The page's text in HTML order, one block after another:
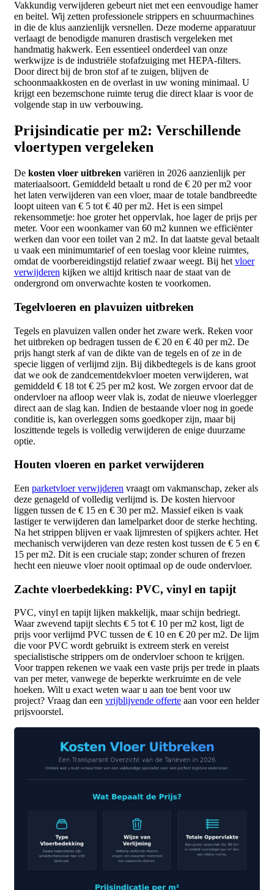
Vakkundig verwijderen gebeurt niet met een eenvoudige hamer
en beitel. Wij zetten professionele strippers en schuurmachines
in die de klus aanzienlijk versnellen. Deze moderne apparatuur
verlaagt de benodigde manuren drastisch vergeleken met
handmatig hakwerk. Een essentieel onderdeel van onze
werkwijze is de industriële stofafzuiging met HEPA-filters.
Door direct bij de bron stof af te zuigen, blijven de
schoonmaakkosten en de overlast in uw woning minimaal. U
krijgt een bezemschone ruimte terug die direct klaar is voor de
volgende stap in uw verbouwing.
Prijsindicatie per m2: Verschillende
vloertypen vergeleken
De kosten vloer uitbreken variëren in 2026 aanzienlijk per
materiaalsoort. Gemiddeld betaalt u rond de € 20 per m2 voor
het laten verwijderen van een vloer, maar de totale bandbreedte
loopt uiteen van € 5 tot € 40 per m2. Het is een simpel
rekensommetje: hoe groter het oppervlak, hoe lager de prijs per
meter. Voor een woonkamer van 60 m2 kunnen we efficiënter
werken dan voor een toilet van 2 m2. In dat laatste geval betaalt
u vaak een minimumtarief of een toeslag voor kleine ruimtes,
omdat de voorbereidingstijd relatief zwaar weegt. Bij het vloer
verwijderen kijken we altijd kritisch naar de staat van de
ondergrond om onverwachte kosten te voorkomen.
Tegelvloeren en plavuizen uitbreken
Tegels en plavuizen vallen onder het zware werk. Reken voor
het uitbreken op bedragen tussen de € 20 en € 40 per m2. De
prijs hangt sterk af van de dikte van de tegels en of ze in de
specie liggen of verlijmd zijn. Bij dikbedtegels is de kans groot
dat we ook de zandcementdekvloer moeten verwijderen, wat
gemiddeld € 18 tot € 25 per m2 kost. We zorgen ervoor dat de
ondervloer na afloop weer vlak is, zodat de nieuwe vloerlegger
direct aan de slag kan. Indien de bestaande vloer nog in goede
conditie is, kan overleggen soms goedkoper zijn, maar bij
loszittende tegels is volledig verwijderen de enige duurzame
optie.
Houten vloeren en parket verwijderen
Een parketvloer verwijderen vraagt om vakmanschap, zeker als
deze genageld of volledig verlijmd is. De kosten hiervoor
liggen tussen de € 15 en € 30 per m2. Massief eiken is vaak
lastiger te verwijderen dan lamelparket door de sterke hechting.
Na het strippen blijven er vaak lijmresten of spijkers achter. Het
mechanisch verwijderen van deze resten kost tussen de € 5 en €
15 per m2. Dit is een cruciale stap; zonder schuren of frezen
hecht een nieuwe vloer nooit optimaal op de oude ondervloer.
Zachte vloerbedekking: PVC, vinyl en tapijt
PVC, vinyl en tapijt lijken makkelijk, maar schijn bedriegt.
Waar zwevend tapijt slechts € 5 tot € 10 per m2 kost, ligt de
prijs voor verlijmd PVC tussen de € 10 en € 20 per m2. De lijm
die voor PVC wordt gebruikt is extreem sterk en vereist
specialistische strippers om de ondervloer schoon te krijgen.
Voor trappen rekenen we vaak een vaste prijs per trede in plaats
van per meter, vanwege de beperkte werkruimte en de vele
hoeken. Wilt u exact weten waar u aan toe bent voor uw
project? Vraag dan een vrijblijvende offerte aan voor een helder
prijsvoorstel.